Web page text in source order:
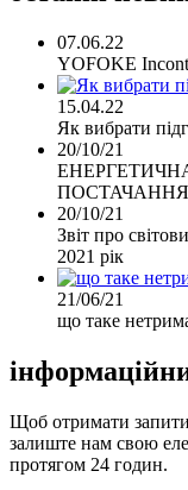
07.06.22
YOFOKE
15.04.22
Як вибрати
20/10/21
20/10/21
Звіт про
2021 рік
21/06/21
що таке
Щоб отримати
залиште нам свою
протягом 24 годин.